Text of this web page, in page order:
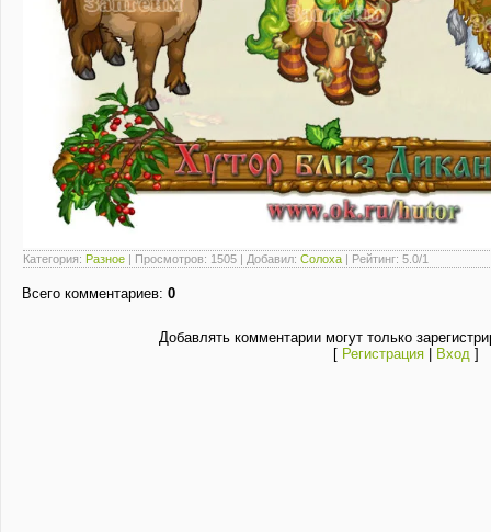
Категория: Разное | Просмотров: 1505 | Добавил: Солоха | Рейтинг: 5.0/1
Всего комментариев: 0
Добавлять комментарии могут только
[ Регистрация| Вход]